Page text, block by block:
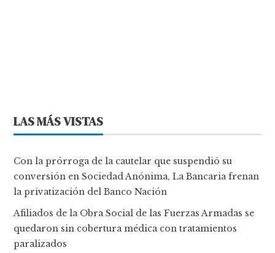
LAS MÁS VISTAS
Con la prórroga de la cautelar que suspendió su
conversión en Sociedad Anónima, La Bancaria frenan
la privatización del Banco Nación
Afiliados de la Obra Social de las Fuerzas Armadas se
quedaron sin cobertura médica con tratamientos
paralizados